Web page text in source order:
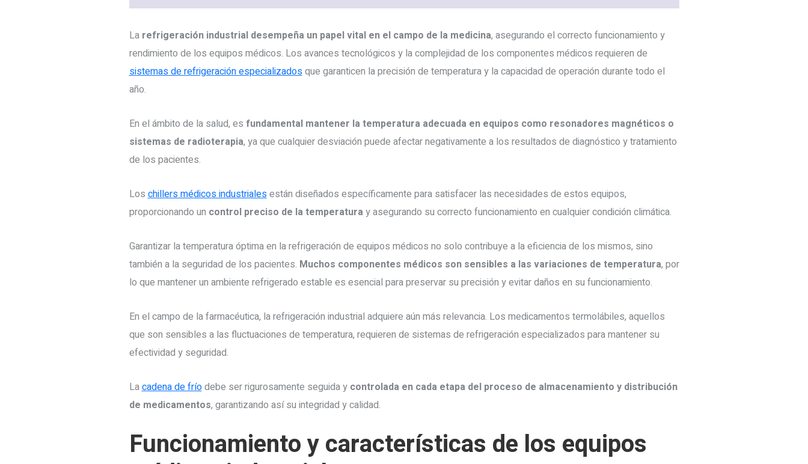
La refrigeración industrial desempeña un papel vital en el campo de la medicina, asegurando el correcto funcionamiento y
rendimiento de los equipos médicos. Los avances tecnológicos y la complejidad de los componentes médicos requieren de
sistemas de refrigeración especializadosque garanticen la precisión de temperatura y la capacidad de operación durante todo el
año.
En el ámbito de la salud, es fundamental mantener la temperatura adecuada en equipos como resonadores magnéticos o
sistemas de radioterapia, ya que cualquier desviación puede afectar negativamente a los resultados de diagnóstico y tratamiento
de los pacientes.
Loschillers médicos industrialesestán diseñados específicamente para satisfacer las necesidades de estos equipos,
proporcionando un control preciso de la temperatura y asegurando su correcto funcionamiento en cualquier condición climática.
Garantizar la temperatura óptima en la refrigeración de equipos médicos no solo contribuye a la eficiencia de los mismos, sino
también a la seguridad de los pacientes. Muchos componentes médicos son sensibles a las variaciones de temperatura, por
lo que mantener un ambiente refrigerado estable es esencial para preservar su precisión y evitar daños en su funcionamiento.
En el campo de la farmacéutica, la refrigeración industrial adquiere aún más relevancia. Los medicamentos termolábiles, aquellos
que son sensibles a las fluctuaciones de temperatura, requieren de sistemas de refrigeración especializados para mantener su
efectividad y seguridad.
Lacadena de fríodebe ser rigurosamente seguida y controlada en cada etapa del proceso de almacenamiento y distribución
de medicamentos, garantizando así su integridad y calidad.
Funcionamiento y características de los equipos